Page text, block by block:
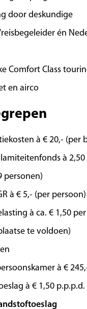
om lekker te
historische
de
Hier kunt u
het strand onder
Ook kunt u vanaf
reizen (kosten
oude centrum is een
met kleurrijke
| Genua
vandaag Genua,
bewonderen tijdens
de stoere
door deskundige
én
Comfort Class
en airco
à € 20,- (per
à
personen)
à € 5,- (per persoon)
à ca. € 1,50
te voldoen)
à €
à € 1,50 p.p.p.d.